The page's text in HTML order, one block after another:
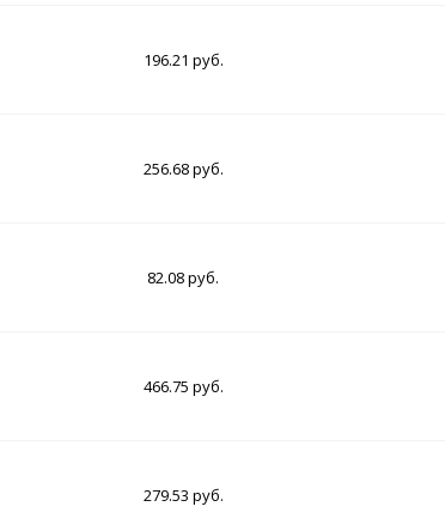
196.21 руб.
256.68 руб.
82.08 руб.
466.75 руб.
279.53 руб.